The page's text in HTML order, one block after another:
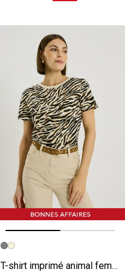
Image précédente
Image suivante
T-shirt imprimé animal femme